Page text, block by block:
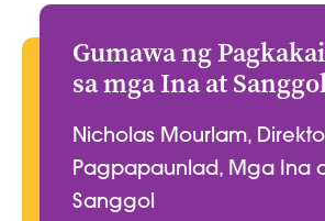
Gumawa ng
sa mga Ina at
Nicholas Mourlam,
Pagpapaunlad, Mga Ina
Sanggol